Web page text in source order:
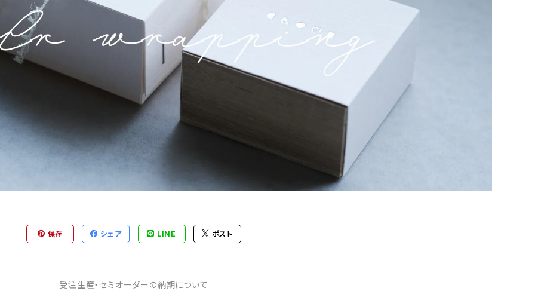
保存 シェア LINE ポスト
受注生産・セミオーダーの納期について